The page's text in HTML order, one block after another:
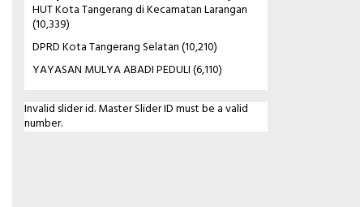
HUT Kota Tangerang di Kecamatan Larangan
(10,339)
DPRD Kota Tangerang Selatan(10,210)
YAYASAN MULYA ABADI PEDULI(6,110)
Invalid slider id. Master Slider ID must be a valid
number.